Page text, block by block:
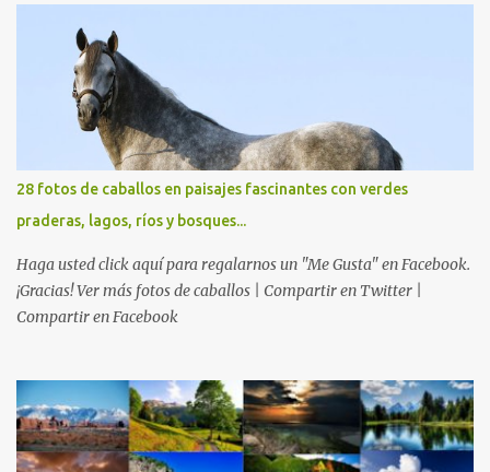
28 fotos de caballos en paisajes fascinantes con verdes
praderas, lagos, ríos y bosques...
Haga usted click aquí para regalarnos un "Me Gusta" en Facebook.
¡Gracias! Ver más fotos de caballos | Compartir en Twitter |
Compartir en Facebook